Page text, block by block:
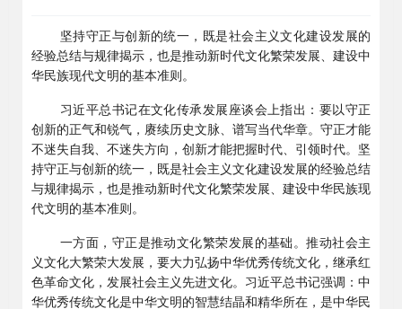
i
g
t
i
o
n
坚持守正与创新的统一，既是社会主义文化建设发展的
经验总结与规律揭示，也是推动新时代文化繁荣发展、建设中
华民族现代文明的基本准则。
习近平总书记在文化传承发展座谈会上指出：要以守正
创新的正气和锐气，赓续历史文脉、谱写当代华章。守正才能
不迷失自我、不迷失方向，创新才能把握时代、引领时代。坚
持守正与创新的统一，既是社会主义文化建设发展的经验总结
与规律揭示，也是推动新时代文化繁荣发展、建设中华民族现
代文明的基本准则。
一方面，守正是推动文化繁荣发展的基础。推动社会主
义文化大繁荣大发展，要大力弘扬中华优秀传统文化，继承红
色革命文化，发展社会主义先进文化。习近平总书记强调：中
华优秀传统文化是中华文明的智慧结晶和精华所在，是中华民